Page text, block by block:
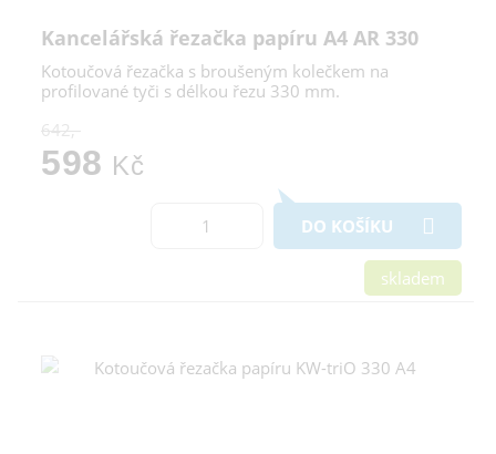
Kancelářská řezačka papíru A4 AR 330
Kotoučová řezačka s broušeným kolečkem na
profilované tyči s délkou řezu 330 mm.
642,-
598 Kč
DO KOŠÍKU
skladem